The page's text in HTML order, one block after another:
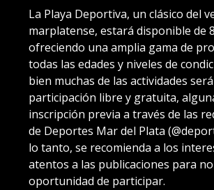
La Playa Deportiva, un clásico del
marplatense, estará disponible de
ofreciendo una amplia gama de
todas las edades y niveles de
bien muchas de las actividades
participación libre y gratuita,
inscripción previa a través de las
de Deportes Mar del Plata
lo tanto, se recomienda a los
atentos a las publicaciones para
oportunidad de participar.